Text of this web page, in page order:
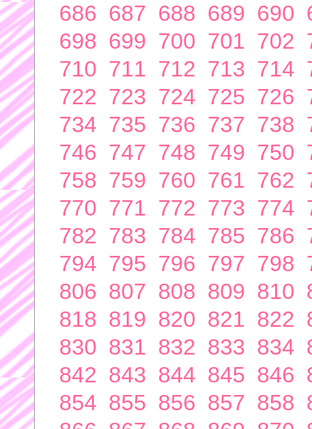
686 687 688 689 690
698 699 700 701 702
710 711 712 713 714
722 723 724 725 726
734 735 736 737 738
746 747 748 749 750
758 759 760 761 762
770 771 772 773 774
782 783 784 785 786
794 795 796 797 798
806 807 808 809 810
818 819 820 821 822
830 831 832 833 834
842 843 844 845 846
854 855 856 857 858